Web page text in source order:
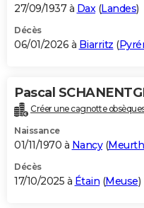
GUIDES D'ACHAT
BONS PLANS
Carte de Noël
Carte Bonne année
Carte Saint-Valentin
Carte Pâques
Carte d'anniversaire
DICTIONNAIRE
Dictionnaire
Biographies
Citations
Expressions
Proverbes
PROGRAMME TV
S'inscrire
Se connecter
Lycées
Collèges
Primaires
Universités
Entreprises
Service militaire
Avis de recherche
AVIS DE DÉCÈS
27/09/1937 à Dax(Landes)
Décès
06/01/2026 à Biarritz (
Pascal
Créer une cagnotte
Naissance
01/11/1970 à Nancy(
Décès
17/10/2025 à Étain (Meuse)